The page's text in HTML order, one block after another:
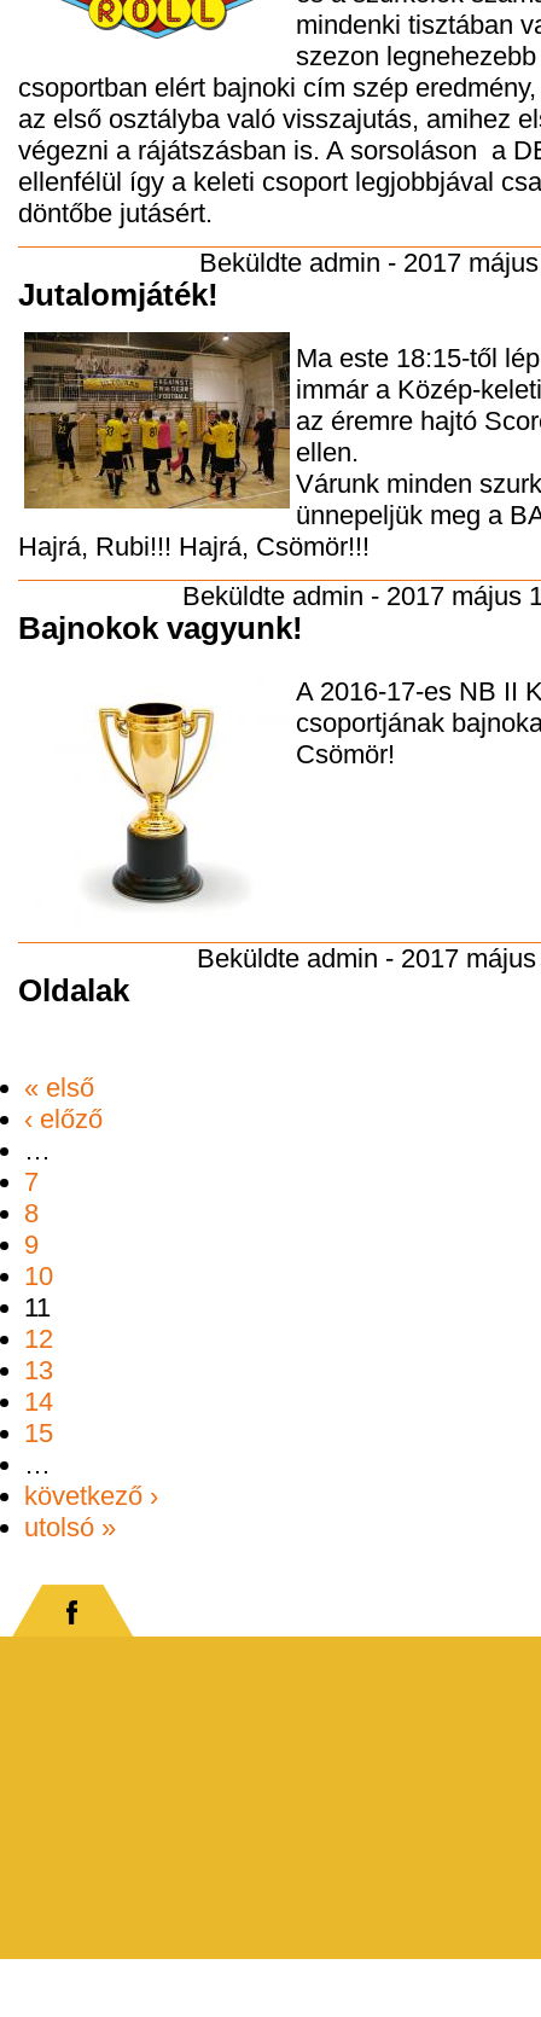
mindenki tisztában
szezon
csoportban elért bajnoki cím szép
az első osztályba való visszajutás, amihez
végezni a rájátszásban is. A sorsoláson a
ellenfélül így a keleti csoport legjobbjával
döntőbe jutásért.
Beküldte admin - 2017
Jutalomjáték!
Ma este 18:15-től
immár a Közép-
az éremre hajtó
ellen.
Várunk minden
ünnepeljük meg a
Hajrá, Rubi!!! Hajrá, Csömör!!!
Beküldte admin - 2017 május
Bajnokok vagyunk!
A 2016-17-es NB II
csoportjának
Csömör!
Beküldte admin - 2017
Oldalak
« első
‹ előző
…
7
8
9
10
11
12
13
14
15
…
következő ›
utolsó »